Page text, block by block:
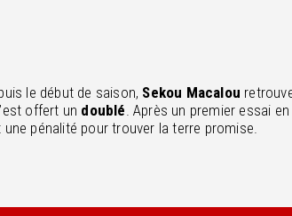
le début de saison, Sekou Macalou
offert un doublé. Après un premier essai
pénalité pour trouver la terre promise.